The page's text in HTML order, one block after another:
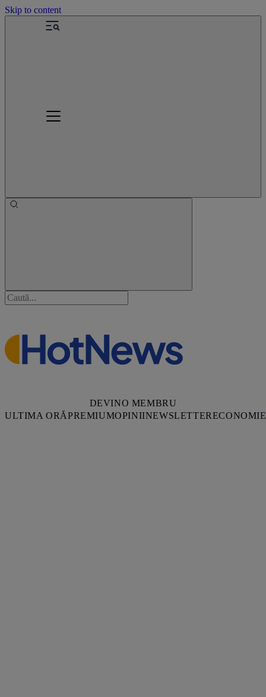
Skip to content
DEVINO MEMBRU
ULTIMA ORĂPREMIUMOPINIINEWSLETTERECONOMIE